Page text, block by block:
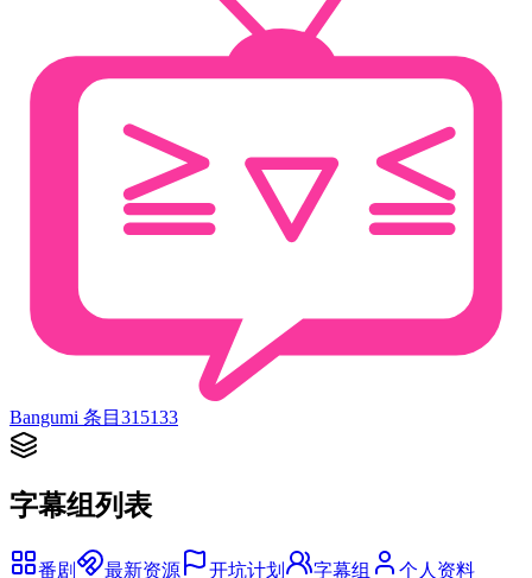
Bangumi 条目 315133
字幕组列表
番剧 最新资源 开坑计划 字幕组 个人资料